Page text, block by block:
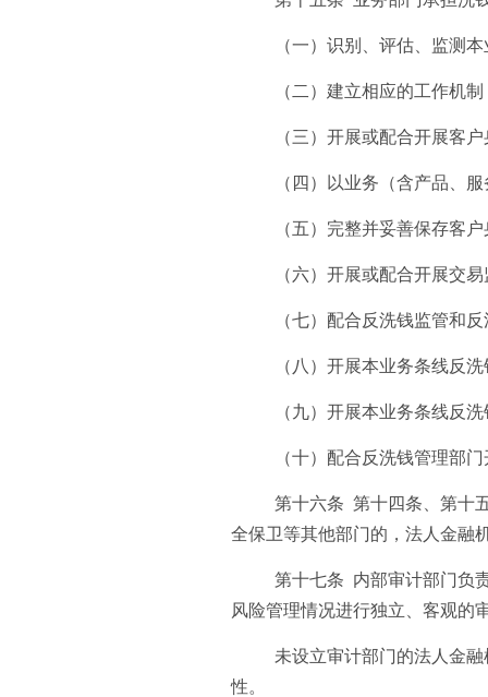
（一）识别、评估、监测
（二）建立相应的工作机
（三）开展或配合开展客
（四）以业务（含产品、
（五）完整并妥善保存客
（六）开展或配合开展交
（七）配合反洗钱监管和
（八）开展本业务条线反
（九）开展本业务条线反
（十）配合反洗钱管理部
第十六条 第十四条、第十
全保卫等其他部门的，法人金融
第十七条 内部审计部门负
风险管理情况进行独立、客观的
未设立审计部门的法人金
性。